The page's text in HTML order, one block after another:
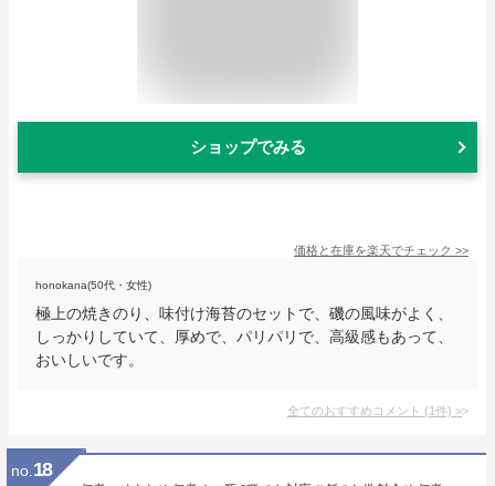
ショップでみる
価格と在庫を楽天でチェック >>
honokana(50代・女性)
極上の焼きのり、味付け海苔のセットで、磯の風味がよく、
しっかりしていて、厚めで、パリパリで、高級感もあって、
おいしいです。
全てのおすすめコメント (1件) >
no. 18